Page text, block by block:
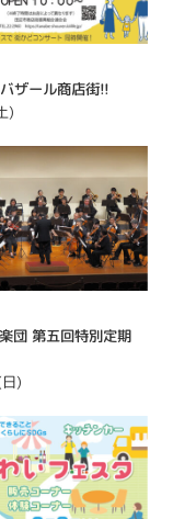
ザール商店街!!
)
団 第五回特別定期
)